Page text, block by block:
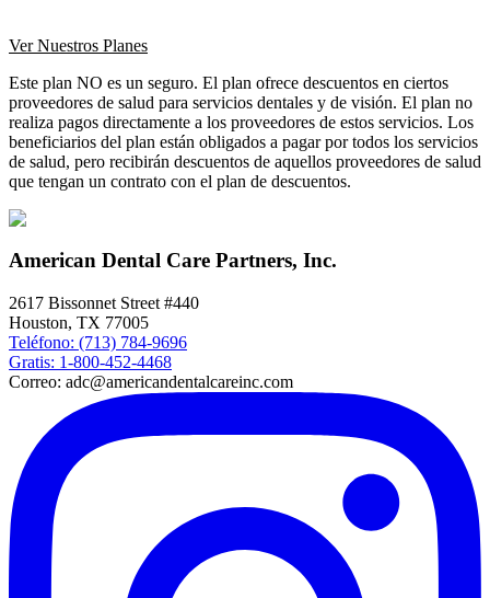
Ver Nuestros Planes
Este plan NO es un seguro. El plan ofrece descuentos en ciertos
proveedores de salud para servicios dentales y de visión. El plan no
realiza pagos directamente a los proveedores de estos servicios. Los
beneficiarios del plan están obligados a pagar por todos los servicios
de salud, pero recibirán descuentos de aquellos proveedores de salud
que tengan un contrato con el plan de descuentos.
American Dental Care Partners, Inc.
2617 Bissonnet Street #440
Houston, TX 77005
Teléfono: (713) 784-9696
Gratis: 1-800-452-4468
Correo: adc@americandentalcareinc.com